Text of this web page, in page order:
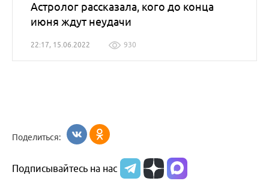
Астролог рассказала, кого до конца
июня ждут неудачи
22:17, 15.06.2022 930
Поделиться:
Подписывайтесь на нас